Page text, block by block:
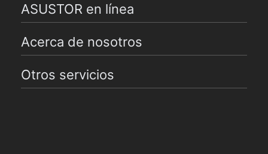
ASUSTOR en línea
Acerca de nosotros
Otros servicios